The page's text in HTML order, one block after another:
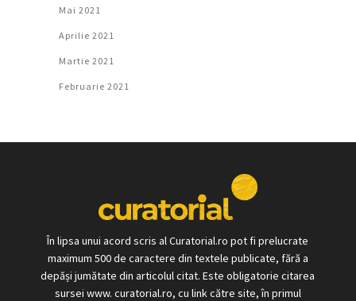
Mai 2021
Aprilie 2021
Martie 2021
Februarie 2021
În lipsa unui acord scris al Curatorial.ro pot fi prelucrate
maximum 500 de caractere din textele publicate, fără a
depăși jumătate din articolul citat. Este obligatorie citarea
sursei www. curatorial.ro, cu link către site, în primul